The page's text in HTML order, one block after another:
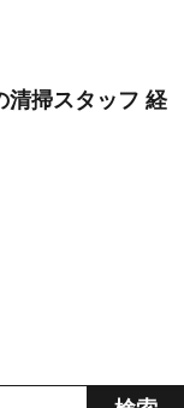
清掃スタッフ 経